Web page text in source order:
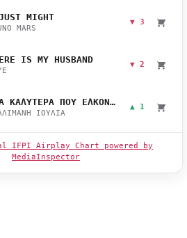
MIGHT
MARS
▼ 3
IS MY HUSBAND ▼ 2
ΣΤΑ ΚΑΛΥΤΕΡΑ ΠΟΥ ΕΛΚΟΝΤΑΙ
ΙΟΥΛΙΑ
▲ 1
IFPI Airplay Chart powered by
MediaInspector